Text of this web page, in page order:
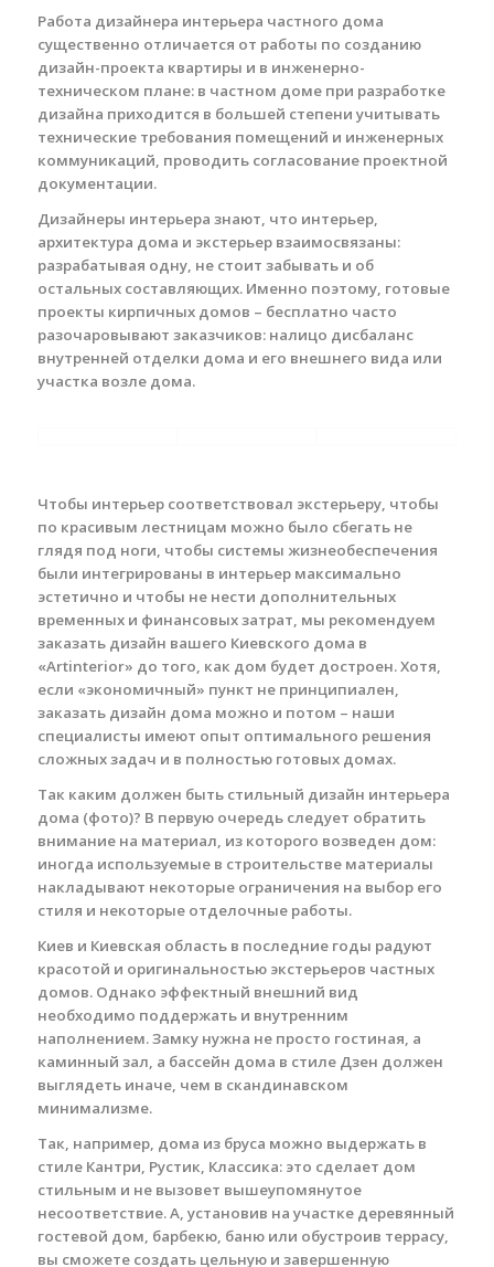
Работа дизайнера интерьера частного дома
существенно отличается от работы по созданию
дизайн-проекта квартиры и в инженерно-
техническом плане: в частном доме при разработке
дизайна приходится в большей степени учитывать
технические требования помещений и инженерных
коммуникаций, проводить согласование проектной
документации.
Дизайнеры интерьера знают, что интерьер,
архитектура дома и экстерьер взаимосвязаны:
разрабатывая одну, не стоит забывать и об
остальных составляющих. Именно поэтому, готовые
проекты кирпичных домов – бесплатно часто
разочаровывают заказчиков: налицо дисбаланс
внутренней отделки дома и его внешнего вида или
участка возле дома.
Чтобы интерьер соответствовал экстерьеру, чтобы
по красивым лестницам можно было сбегать не
глядя под ноги, чтобы системы жизнеобеспечения
были интегрированы в интерьер максимально
эстетично и чтобы не нести дополнительных
временных и финансовых затрат, мы рекомендуем
заказать дизайн вашего Киевского дома в
«Artinterior» до того, как дом будет достроен. Хотя,
если «экономичный» пункт не принципиален,
заказать дизайн дома можно и потом – наши
специалисты имеют опыт оптимального решения
сложных задач и в полностью готовых домах.
Так каким должен быть стильный дизайн интерьера
дома (фото)? В первую очередь следует обратить
внимание на материал, из которого возведен дом:
иногда используемые в строительстве материалы
накладывают некоторые ограничения на выбор его
стиля и некоторые отделочные работы.
Киев и Киевская область в последние годы радуют
красотой и оригинальностью экстерьеров частных
домов. Однако эффектный внешний вид
необходимо поддержать и внутренним
наполнением. Замку нужна не просто гостиная, а
каминный зал, а бассейн дома в стиле Дзен должен
выглядеть иначе, чем в скандинавском
минимализме.
Так, например, дома из бруса можно выдержать в
стиле Кантри, Рустик, Классика: это сделает дом
стильным и не вызовет вышеупомянутое
несоответствие. А, установив на участке деревянный
гостевой дом, барбекю, баню или обустроив террасу,
вы сможете создать цельную и завершенную